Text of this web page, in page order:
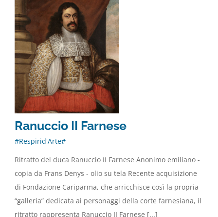
Ranuccio II Farnese
#Respirid'Arte#
Ritratto del duca Ranuccio II Farnese Anonimo emiliano -
copia da Frans Denys - olio su tela Recente acquisizione
di Fondazione Cariparma, che arricchisce così la propria
“galleria” dedicata ai personaggi della corte farnesiana, il
ritratto rappresenta Ranuccio II Farnese [...]